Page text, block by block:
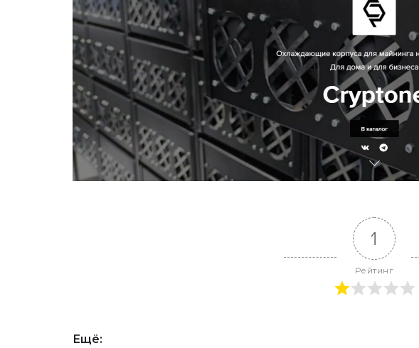
1
Рейтинг
Ещё: